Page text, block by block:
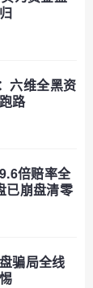
六维全黑资
路
倍赔率全
崩盘清零
骗局全线